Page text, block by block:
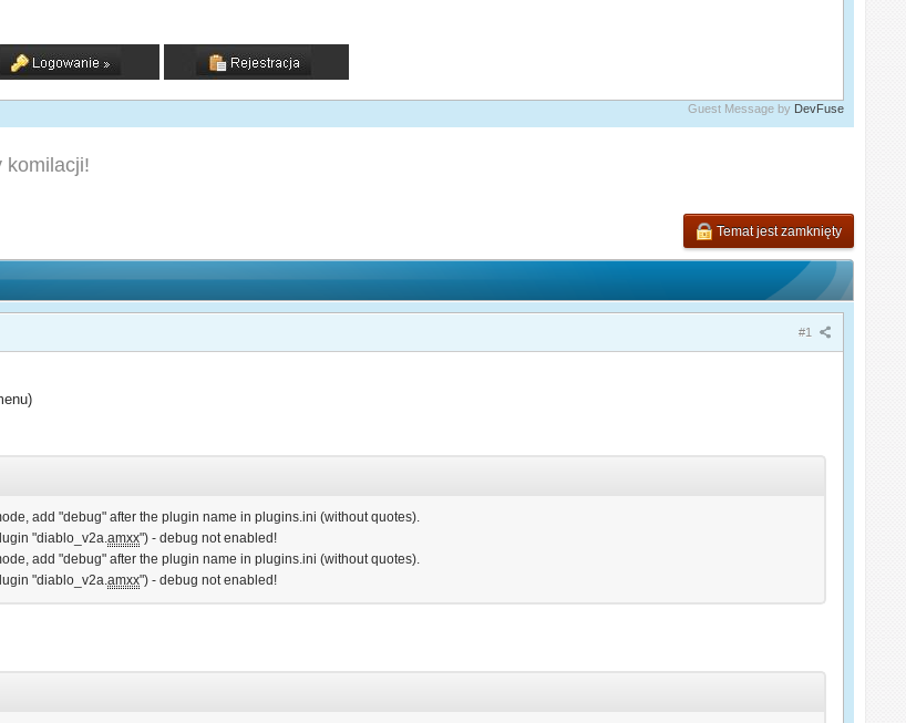
Guest Message by DevFuse
komilacji!
Temat jest zamknięty
#1
add "debug" after the plugin name in plugins.ini (without quotes).
"diablo_v2a.amxx") - debug not enabled!
add "debug" after the plugin name in plugins.ini (without quotes).
"diablo_v2a.amxx") - debug not enabled!